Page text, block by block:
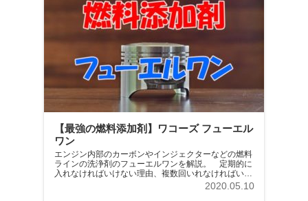
【最強の燃料添加剤】ワコーズ フューエル
ワン
エンジン内部のカーボンやインジェクターなどの燃料
ラインの洗浄剤のフューエルワンを解説。 定期的に
入れなければいけない理由、複数回いれなければいけ
ない理由を解説しています。 プロが使う燃料添加剤
でこれほど効果のある添加剤はありません。
2020.05.10